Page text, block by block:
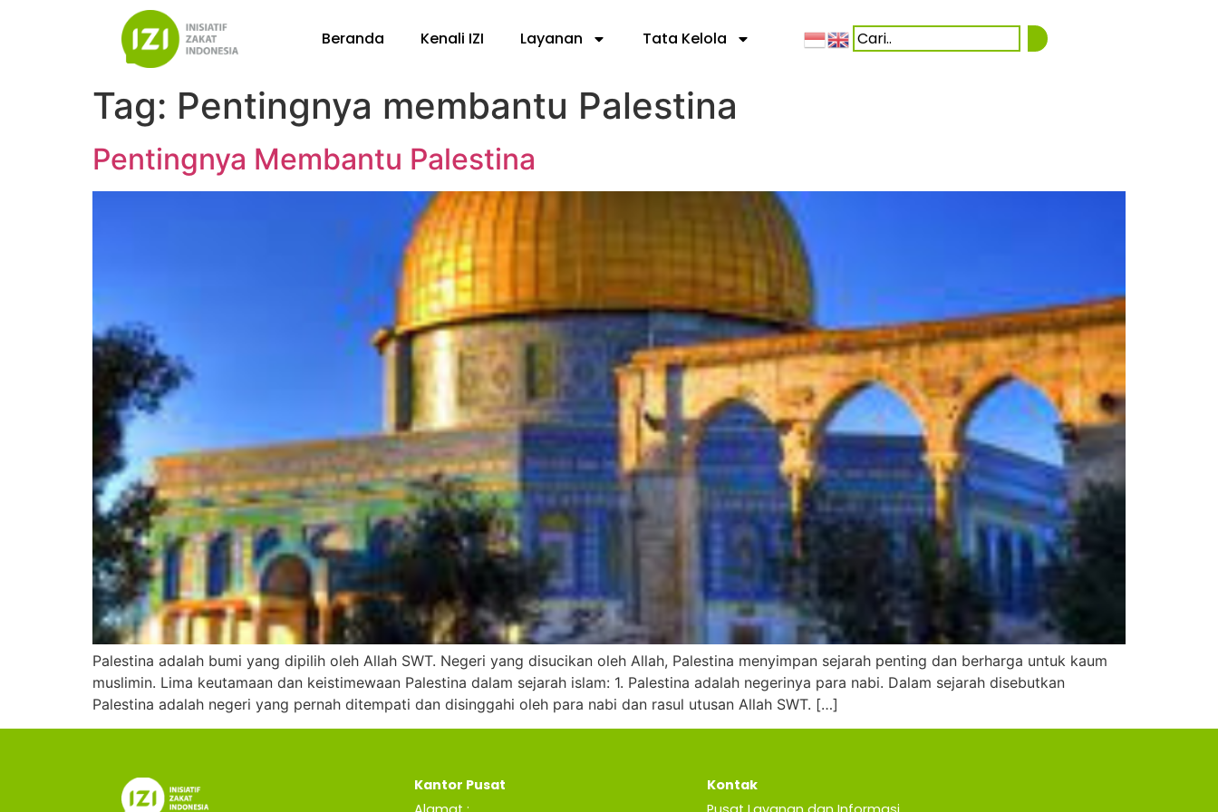
Beranda Kenali IZI Layanan Tata Kelola
Tag: Pentingnya membantu Palestina
Pentingnya Membantu Palestina
Palestina adalah bumi yang dipilih oleh Allah SWT. Negeri yang disucikan oleh Allah, Palestina menyimpan sejarah penting dan berharga untuk kaum
muslimin. Lima keutamaan dan keistimewaan Palestina dalam sejarah islam: 1. Palestina adalah negerinya para nabi. Dalam sejarah disebutkan
Palestina adalah negeri yang pernah ditempati dan disinggahi oleh para nabi dan rasul utusan Allah SWT. […]
Kantor Pusat
Kontak